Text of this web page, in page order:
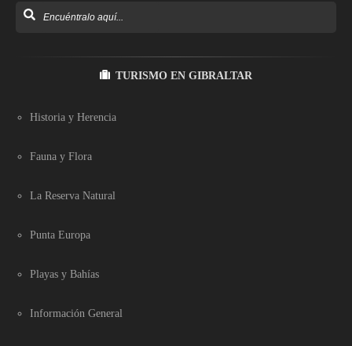
TURISMO EN GIBRALTAR
Historia y Herencia
Fauna y Flora
La Reserva Natural
Punta Europa
Playas y Bahías
Información General